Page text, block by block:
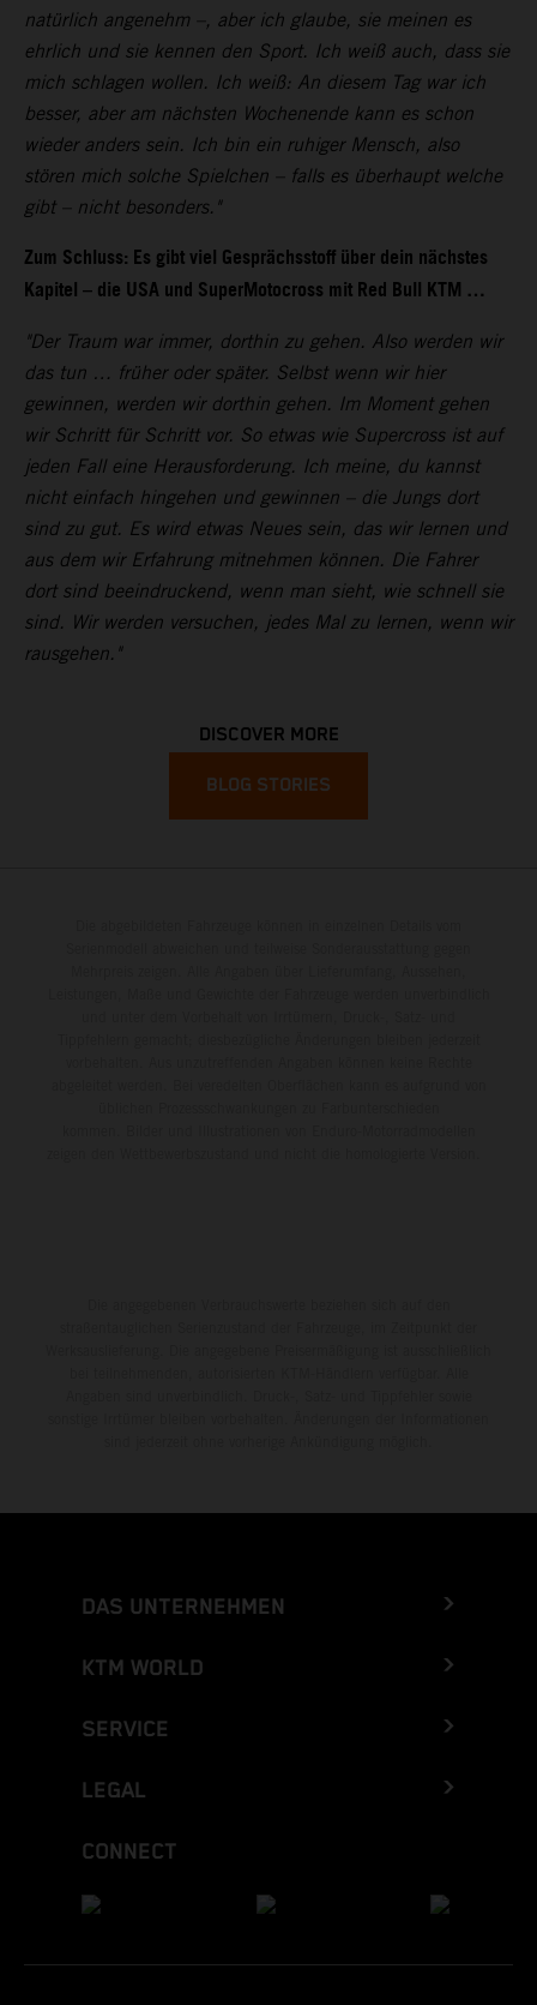
natürlich angenehm –, aber ich glaube, sie meinen es
ehrlich und sie kennen den Sport. Ich weiß auch, dass sie
mich schlagen wollen. Ich weiß: An diesem Tag war ich
besser, aber am nächsten Wochenende kann es schon
wieder anders sein. Ich bin ein ruhiger Mensch, also
stören mich solche Spielchen – falls es überhaupt welche
gibt – nicht besonders."
Zum Schluss: Es gibt viel Gesprächsstoff über dein nächstes
Kapitel – die USA und SuperMotocross mit Red Bull KTM …
"Der Traum war immer, dorthin zu gehen. Also werden wir
das tun … früher oder später. Selbst wenn wir hier
gewinnen, werden wir dorthin gehen. Im Moment gehen
wir Schritt für Schritt vor. So etwas wie Supercross ist auf
jeden Fall eine Herausforderung. Ich meine, du kannst
nicht einfach hingehen und gewinnen – die Jungs dort
sind zu gut. Es wird etwas Neues sein, das wir lernen und
aus dem wir Erfahrung mitnehmen können. Die Fahrer
dort sind beeindruckend, wenn man sieht, wie schnell sie
sind. Wir werden versuchen, jedes Mal zu lernen, wenn wir
rausgehen."
DISCOVER MORE
BLOG STORIES
DAS UNTERNEHMEN
KTM WORLD
SERVICE
LEGAL
CONNECT